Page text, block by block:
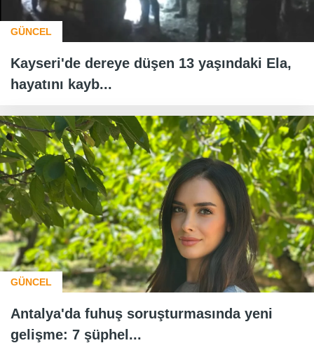
GÜNCEL
Kayseri'de dereye düşen 13 yaşındaki Ela,
hayatını kayb...
GÜNCEL
Antalya'da fuhuş soruşturmasında yeni
gelişme: 7 şüphel...